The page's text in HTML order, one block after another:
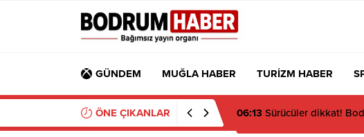
GÜNDEM MUĞLA HABER TURİZM HABER
ÖNE ÇIKANLAR 18:59 Tamer